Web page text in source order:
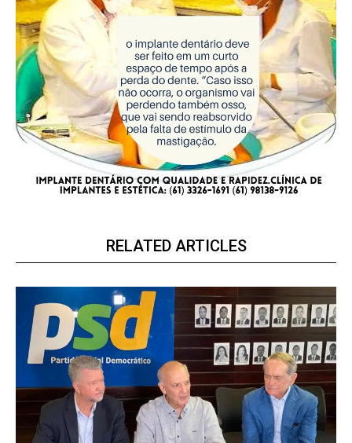
RELATED ARTICLES